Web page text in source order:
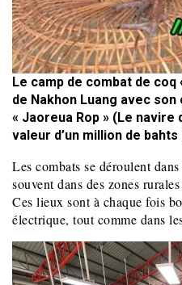
Le camp de combat de coq
de Nakhon Luang avec
« Jaoreua Rop » (Le navire
valeur d’un million de bahts
Les combats se déroulent
souvent dans des zones
Ces lieux sont à chaque fois
électrique, tout comme dans